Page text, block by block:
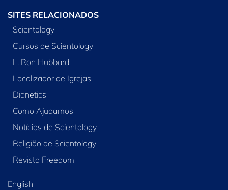
SITES RELACIONADOS
Scientology
Cursos de Scientology
L. Ron Hubbard
Localizador de Igrejas
Dianetics
Como Ajudamos
Notícias de Scientology
Religião de Scientology
Revista Freedom
English